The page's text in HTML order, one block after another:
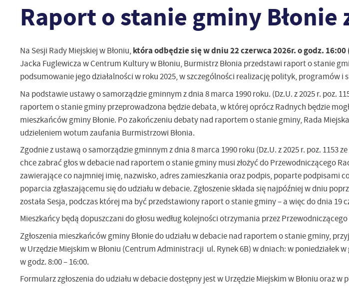
Raport o stanie gminy Błonie
Na Sesji Rady Miejskiej w Błoniu,która odbędzie się w dniu 22 czerwca 2026r. o godz. 16:00
Jacka Fuglewicza w Centrum Kultury w Błoniu, Burmistrz Błonia przedstawi raport o stanie
podsumowanie jego działalności w roku 2025, w szczególności realizację polityk, programów i
Na podstawie ustawy o samorządzie gminnym z dnia 8 marca 1990 roku. (Dz.U. z 2025 r. poz.
raportem o stanie gminy przeprowadzona będzie debata, w której oprócz Radnych będzie
mieszkańców gminy Błonie. Po zakończeniu debaty nad raportem o stanie gminy, Rada
udzieleniem wotum zaufania Burmistrzowi Błonia.
Zgodnie z ustawą o samorządzie gminnym z dnia 8 marca 1990 roku (Dz.U. z 2025 r. poz. 1153
chce zabrać głos w debacie nad raportem o stanie gminy musi złożyć do Przewodniczącego
zawierające co najmniej imię, nazwisko, adres zamieszkania oraz podpis, poparte podpisami
poparcia zgłaszającemu się do udziału w debacie. Zgłoszenie składa się najpóźniej w dniu
została Sesja, podczas której ma być przedstawiony raport o stanie gminy – a więc do dnia 19
Mieszkańcy będą dopuszczani do głosu według kolejności otrzymania przez Przewodniczącego
Zgłoszenia mieszkańców gminy Błonie do udziału w debacie nad raportem o stanie gminy,
w Urzędzie Miejskim w Błoniu (Centrum Administracji ul. Rynek 6B) w dniach: w poniedziałek
w godz. 8:00 – 16:00.
Formularz zgłoszenia do udziału w debacie dostępny jest w Urzędzie Miejskim w Błoniu oraz w